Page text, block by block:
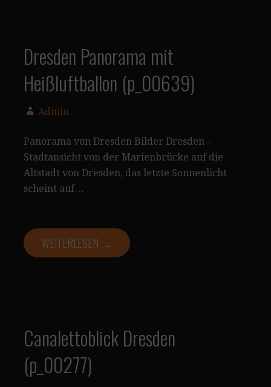
Dresden Panorama mit
Heißluftballon (p_00639)
Admin
Panorama von Dresden Bilder Dresden –
Stadtansicht von der Marienbrücke auf die
Altstadt von Dresden, das letzte Sonnenlicht
scheint auf…
WEITERLESEN →
Canalettoblick Dresden
(p_00277)